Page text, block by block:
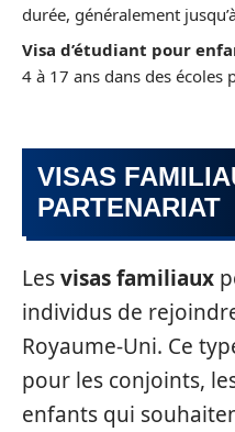
durée, généralement
Visa d’étudiant pour
4 à 17 ans dans des écoles
VISAS
PARTENARIAT
Lesvisas familiaux
individus de
Royaume-Uni. Ce
pour les conjoints,
enfants qui